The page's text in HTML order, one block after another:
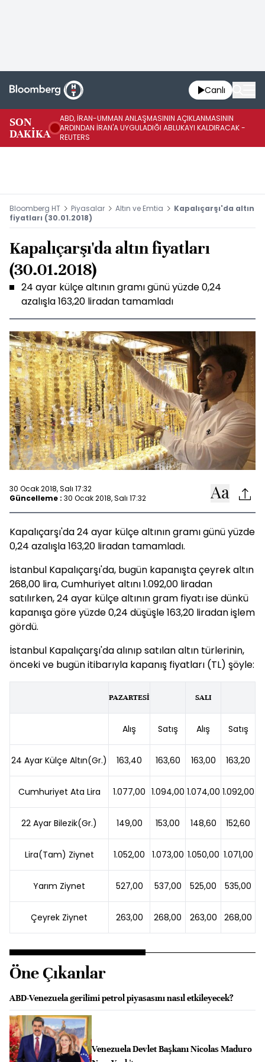
Canlı
SON
DAKİKA
ABD, İRAN-UMMAN ANLAŞMASININ AÇIKLANMASININ
ARDINDAN İRAN'A UYGULADIĞI ABLUKAYI KALDIRACAK -
REUTERS
Bloomberg HT Piyasalar Altın ve Emtia
Kapalıçarşı'da altın
fiyatları (30.01.2018)
Kapalıçarşı'da altın fiyatları
(30.01.2018)
24 ayar külçe altının gramı günü yüzde 0,24
azalışla 163,20 liradan tamamladı
30 Ocak 2018, Salı 17:32
Güncelleme : 30 Ocak 2018, Salı 17:32
Kapalıçarşı'da 24 ayar külçe altının gramı günü yüzde
0,24 azalışla 163,20 liradan tamamladı.
İstanbul Kapalıçarşı'da, bugün kapanışta çeyrek altın
268,00 lira, Cumhuriyet altını 1.092,00 liradan
satılırken, 24 ayar külçe altının gram fiyatı ise dünkü
kapanışa göre yüzde 0,24 düşüşle 163,20 liradan işlem
gördü.
İstanbul Kapalıçarşı'da alınıp satılan altın türlerinin,
önceki ve bugün itibarıyla kapanış fiyatları (TL) şöyle:
PAZARTESİ SALI
Alış Satış Alış Satış
24 Ayar Külçe Altın(Gr.) 163,40 163,60 163,00 163,20
Cumhuriyet Ata Lira 1.077,00 1.094,00 1.074,00 1.092,00
22 Ayar Bilezik(Gr.) 149,00 153,00 148,60 152,60
Lira(Tam) Ziynet 1.052,00 1.073,00 1.050,00 1.071,00
Yarım Ziynet 527,00 537,00 525,00 535,00
Çeyrek Ziynet 263,00 268,00 263,00 268,00
Öne Çıkanlar
ABD-Venezuela gerilimi petrol piyasasını nasıl etkileyecek?
Venezuela Devlet Başkanı Nicolas Maduro